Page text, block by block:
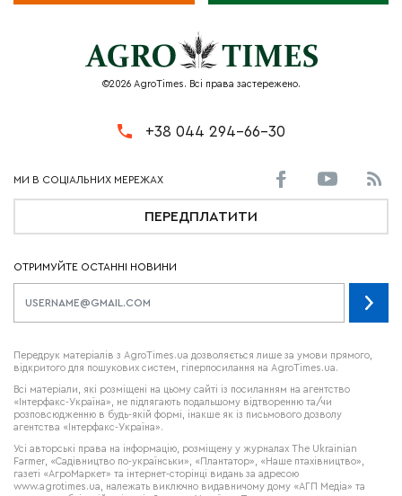
©2026 AgroTimes. Всі права застережено.
+38 044 294-66-30
ПЕРЕДПЛАТИТИ
ОТРИМУЙТЕ ОСТАННІ НОВИНИ
Передрук матеріалів з AgroTimes.ua дозволяється лише за умови прямого,
відкритого для пошукових систем, гіперпосилання на AgroTimes.ua.
Всі матеріали, які розміщені на цьому сайті із посиланням на агентство
«Інтерфакс-Україна», не підлягають подальшому відтворенню та/чи
розповсюдженню в будь-якій формі, інакше як із письмового дозволу
агентства «Інтерфакс-Україна».
Усі авторські права на інформацію, розміщену у журналах The Ukrainian
Farmer , «Садівництво по-українськи», «Плантатор», «Наше птахівництво»,
газеті «АгроМаркет» та інтернет-сторінці видань за адресою
www.agrotimes.ua,
належать виключно видавничому дому «АГП Медіа» та